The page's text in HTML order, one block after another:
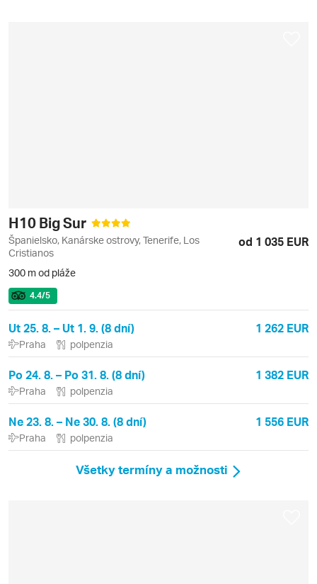
H10 Big Sur
Španielsko, Kanárske ostrovy, Tenerife, Los
Cristianos
od 1 035 EUR
300 m od pláže
4.4/5
Ut 25. 8. – Ut 1. 9. (8 dní) 1 262 EUR
Praha polpenzia
Po 24. 8. – Po 31. 8. (8 dní) 1 382 EUR
Praha polpenzia
Ne 23. 8. – Ne 30. 8. (8 dní) 1 556 EUR
Praha polpenzia
Všetky termíny a možnosti